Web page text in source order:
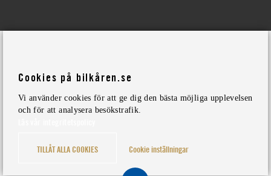
Cookies på bilkåren.se
Vi använder cookies för att ge dig den bästa möjliga upplevelsen
och för att analysera besökstrafik.
TILLÅT ALLA COOKIES Cookie inställningar